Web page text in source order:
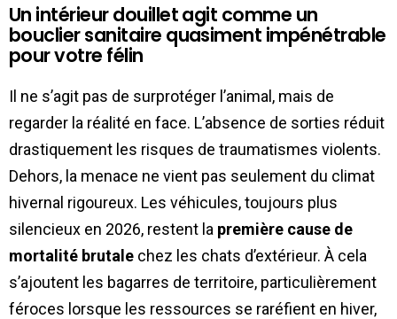
Un intérieur douillet agit comme un
bouclier sanitaire quasiment impénétrable
pour votre félin
Il ne s’agit pas de surprotéger l’animal, mais de
regarder la réalité en face. L’absence de sorties réduit
drastiquement les risques de traumatismes violents.
Dehors, la menace ne vient pas seulement du climat
hivernal rigoureux. Les véhicules, toujours plus
silencieux en 2026, restent la première cause de
mortalité brutale chez les chats d’extérieur. À cela
s’ajoutent les bagarres de territoire, particulièrement
féroces lorsque les ressources se raréfient en hiver,